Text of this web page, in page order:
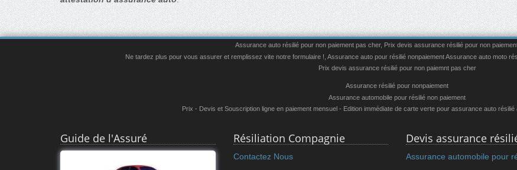
Assurance auto résilié pour non paiement pas cher, Prix devis assurance résilié pour non
Ne tardez plus pour vous assurer et remplissez vite notre formulaire ! Assurance auto pour résilié nonpaiementAssurance auto moto
Prix devis assurance résilié pour non paiemnt pas cher
Assurance résilié pour nonpaiement
Assurance automobile pour résilié non paiement
Prix - Devis et Souscription ligne en paiement mensuel - Edition immédiate de carte verte pour assurance auto résilié
Guide de l'Assuré Résiliation Compagnie
Contactez Nous
Devis assurance
Assurance automobile pour